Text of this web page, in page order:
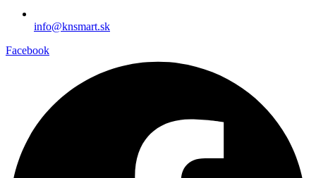
info@knsmart.sk
Facebook